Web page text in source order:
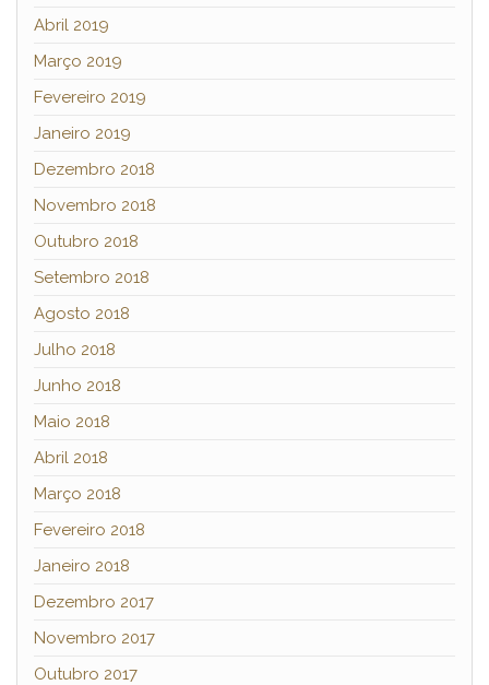
Abril 2019
Março 2019
Fevereiro 2019
Janeiro 2019
Dezembro 2018
Novembro 2018
Outubro 2018
Setembro 2018
Agosto 2018
Julho 2018
Junho 2018
Maio 2018
Abril 2018
Março 2018
Fevereiro 2018
Janeiro 2018
Dezembro 2017
Novembro 2017
Outubro 2017